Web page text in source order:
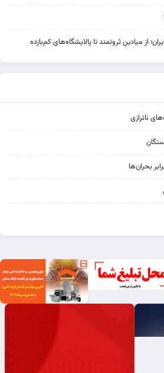
از میادین ثروتمند تا پالایشگاه‌های کم‌بازده
ناترازی
بحران‌ها